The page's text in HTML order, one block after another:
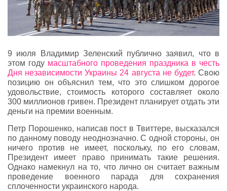
9 июля Владимир Зеленский публично заявил, что в
этом году масштабного проведения праздника в честь
Дня независимости Украины 24 августа не будет. Свою
позицию он объяснил тем, что это слишком дорогое
удовольствие, стоимость которого составляет около
300 миллионов гривен. Президент планирует отдать эти
деньги на премии военным.
Петр Порошенко, написав пост в Твиттере, высказался
по данному поводу неоднозначно. С одной стороны, он
ничего против не имеет, поскольку, по его словам,
Президент имеет право принимать такие решения.
Однако намекнул на то, что лично он считает важным
проведение военного парада для сохранения
сплоченности украинского народа.